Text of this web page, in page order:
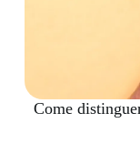
Come